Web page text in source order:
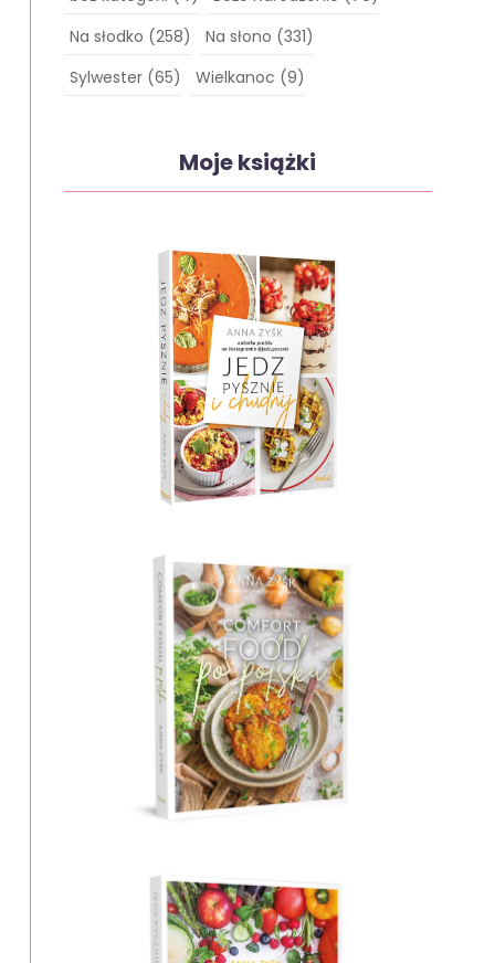
Na słodko (258) Na słono (331)
Sylwester(65) Wielkanoc (9)
Moje książki